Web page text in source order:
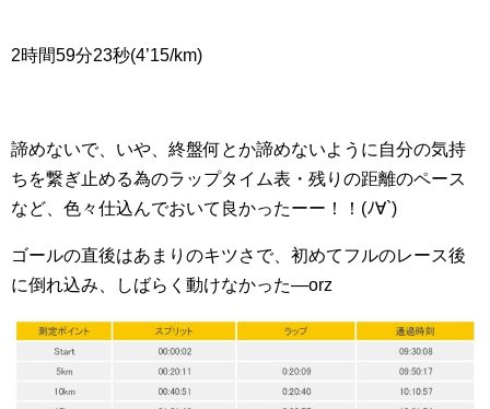
2時間59分23秒(4’15/km)
諦めないで、いや、終盤何とか諦めないように自分の気持
ちを繋ぎ止める為のラップタイム表・残りの距離のペース
など、色々仕込んでおいて良かったーー！！(ﾉ∀`)
ゴールの直後はあまりのキツさで、初めてフルのレース後
に倒れ込み、しばらく動けなかった―orz